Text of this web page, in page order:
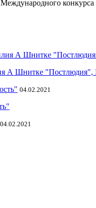
А Шнитке "Постлюдия",
04.02.2021
04.02.2021